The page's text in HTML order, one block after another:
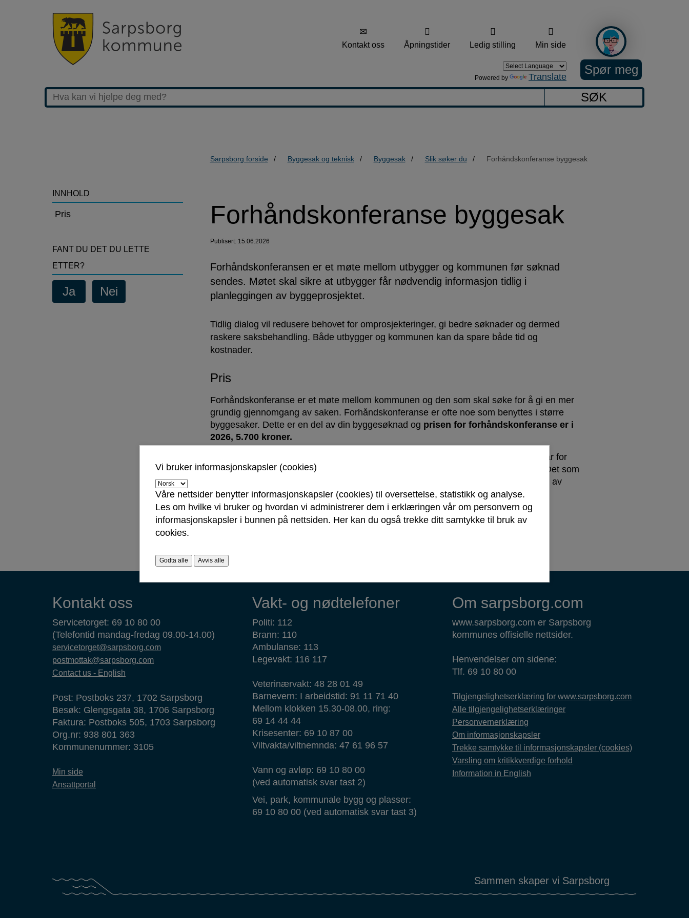
Kontakt oss Åpningstider Ledig stilling Min side
Spør meg
Powered by Translate
SØK
Sarpsborg forside Byggesak og teknisk Byggesak Slik søker du Forhåndskonferanse byggesak
>Forhåndskonferanse
byggesak
INNHOLD
Pris
FANT DU DET DU LETTE
ETTER?
Forhåndskonferanse byggesak
Publisert: 15.06.2026
Forhåndskonferansen er et møte mellom utbygger og kommunen før søknad
sendes. Møtet skal sikre at utbygger får nødvendig informasjon tidlig i
planleggingen av byggeprosjektet.
Tidlig dialog vil redusere behovet for omprosjekteringer, gi bedre søknader og dermed
raskere saksbehandling. Både utbygger og kommunen kan da spare både tid og
kostnader.
Pris
Forhåndskonferanse er et møte mellom kommunen og den som skal søke for å gi en mer
grundig gjennomgang av saken. Forhåndskonferanse er ofte noe som benyttes i større
byggesaker. Dette er en del av din byggesøknad og prisen for forhåndskonferanse er i
2026, 5.700 kroner.
Forhåndskonferansen må tilpasses den enkelte byggesak og de behov utbygger har for
informasjon. Det er ingen grunn til å formalisere konferansen mer enn nødvendig. Det som
er viktig er at utbygger får de opplysninger som trengs for den videre planleggingen av
prosjektet og at kommunen påpeker forhold som utbygger bør kjenne til.
Skjema for bestilling av forhåndskonferanse (koster 5.700 kroner i 2026)
Kontaktinformasjon
Kontakt oss
Servicetorget: 69 10 80 00
(Telefontid mandag-fredag 09.00-14.00)
servicetorget@sarpsborg.com
postmottak@sarpsborg.com
Contact us - English
Post: Postboks 237, 1702 Sarpsborg
Besøk: Glengsgata 38, 1706 Sarpsborg
Faktura: Postboks 505, 1703 Sarpsborg
Org.nr: 938 801 363
Kommunenummer: 3105
Min side
Ansattportal
Vakt- og nødtelefoner
Politi: 112
Brann: 110
Ambulanse: 113
Legevakt: 116 117
Veterinærvakt: 48 28 01 49
Barnevern: I arbeidstid: 91 11 71 40
Mellom klokken 15.30-08.00, ring:
69 14 44 44
Krisesenter: 69 10 87 00
Viltvakta/viltnemnda: 47 61 96 57
Vann og avløp: 69 10 80 00
(ved automatisk svar tast 2)
Vei, park, kommunale bygg og plasser:
69 10 80 00 (ved automatisk svar tast 3)
Om sarpsborg.com
www.sarpsborg.com er Sarpsborg
kommunes offisielle nettsider.
Henvendelser om sidene:
Tlf. 69 10 80 00
Tilgjengelighetserklæring for www.sarpsborg.com
Alle tilgjengelighetserklæringer
Personvernerklæring
Om informasjonskapsler
Trekke samtykke til informasjonskapsler (cookies)
Varsling om kritikkverdige forhold
Information in English
Sammen skaper vi Sarpsborg
Vi bruker informasjonskapsler (cookies)
Våre nettsider benytter informasjonskapsler (cookies) til oversettelse, statistikk og analyse.
Les om hvilke vi bruker og hvordan vi administrerer dem i erklæringen vår om personvern og
informasjonskapsler i bunnen på nettsiden. Her kan du også trekke ditt samtykke til bruk av
cookies.
Godta alle Avvis alle